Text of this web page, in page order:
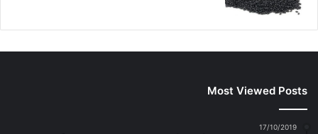
Most Viewed Posts
17/10/2019